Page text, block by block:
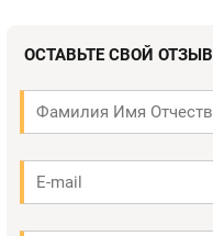
ОСТАВЬТЕ СВОЙ ОТЗЫВ